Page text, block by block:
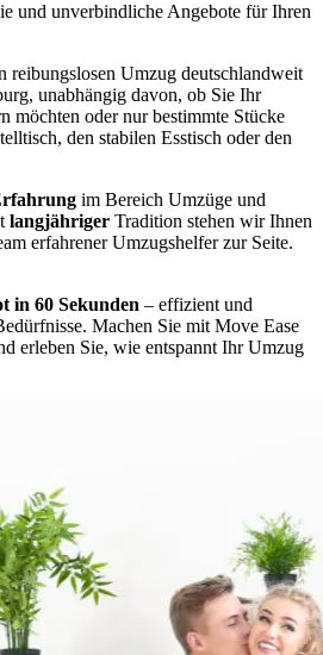
und unverbindliche Angebote für Ihren
reibungslosen Umzug deutschlandweit
unabhängig davon, ob Sie Ihr
möchten oder nur bestimmte Stücke
den stabilen Esstisch oder den
im Bereich Umzüge und
langjähriger Tradition stehen wir Ihnen
erfahrener Umzugshelfer zur Seite.
in 60 Sekunden – effizient und
Machen Sie mit Move Ease
erleben Sie, wie entspannt Ihr Umzug